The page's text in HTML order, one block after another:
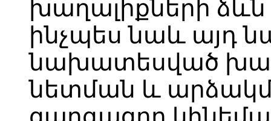
խաղալիքների ձևն
ինչպես նաև այդ
նախատեսված
նետման և